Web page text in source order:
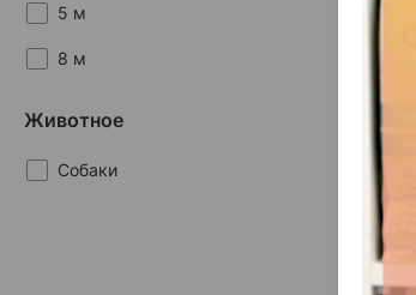
5 м
8 м
Животное
Собаки